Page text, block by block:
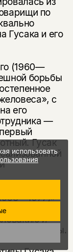
по
Гусака и его
(1960—
борьбы
с
его
—
Гусак
после
и
годы.
использовать